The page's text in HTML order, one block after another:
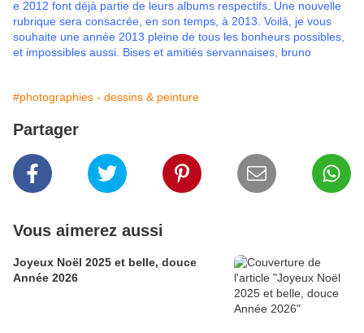
e 2012 font déjà partie de leurs albums respectifs. Une nouvelle
rubrique sera consacrée, en son temps, à 2013. Voilà, je vous
souhaite une année 2013 pleine de tous les bonheurs possibles,
et impossibles aussi. Bises et amitiés servannaises, bruno
#photographies - dessins & peinture
Partager
Vous aimerez aussi
Joyeux Noël 2025 et belle, douce
Année 2026